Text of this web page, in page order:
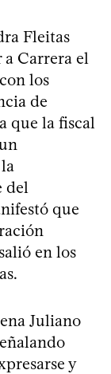
Fleitas
Carrera el
los
de
que la fiscal
del
que
en los
Juliano
y